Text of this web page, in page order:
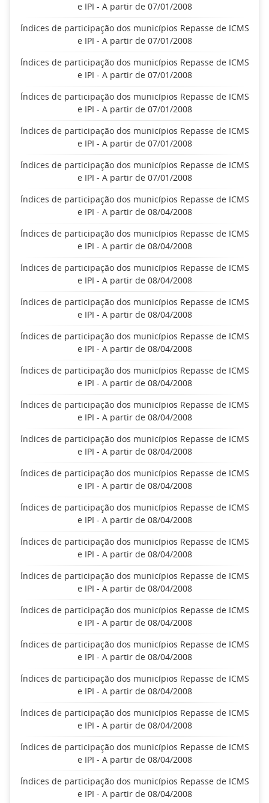
e IPI - A partir de 07/01/2008
Índices de participação dos municípios Repasse de ICMS
e IPI - A partir de 07/01/2008
Índices de participação dos municípios Repasse de ICMS
e IPI - A partir de 07/01/2008
Índices de participação dos municípios Repasse de ICMS
e IPI - A partir de 07/01/2008
Índices de participação dos municípios Repasse de ICMS
e IPI - A partir de 07/01/2008
Índices de participação dos municípios Repasse de ICMS
e IPI - A partir de 07/01/2008
Índices de participação dos municípios Repasse de ICMS
e IPI - A partir de 08/04/2008
Índices de participação dos municípios Repasse de ICMS
e IPI - A partir de 08/04/2008
Índices de participação dos municípios Repasse de ICMS
e IPI - A partir de 08/04/2008
Índices de participação dos municípios Repasse de ICMS
e IPI - A partir de 08/04/2008
Índices de participação dos municípios Repasse de ICMS
e IPI - A partir de 08/04/2008
Índices de participação dos municípios Repasse de ICMS
e IPI - A partir de 08/04/2008
Índices de participação dos municípios Repasse de ICMS
e IPI - A partir de 08/04/2008
Índices de participação dos municípios Repasse de ICMS
e IPI - A partir de 08/04/2008
Índices de participação dos municípios Repasse de ICMS
e IPI - A partir de 08/04/2008
Índices de participação dos municípios Repasse de ICMS
e IPI - A partir de 08/04/2008
Índices de participação dos municípios Repasse de ICMS
e IPI - A partir de 08/04/2008
Índices de participação dos municípios Repasse de ICMS
e IPI - A partir de 08/04/2008
Índices de participação dos municípios Repasse de ICMS
e IPI - A partir de 08/04/2008
Índices de participação dos municípios Repasse de ICMS
e IPI - A partir de 08/04/2008
Índices de participação dos municípios Repasse de ICMS
e IPI - A partir de 08/04/2008
Índices de participação dos municípios Repasse de ICMS
e IPI - A partir de 08/04/2008
Índices de participação dos municípios Repasse de ICMS
e IPI - A partir de 08/04/2008
Índices de participação dos municípios Repasse de ICMS
e IPI - A partir de 08/04/2008